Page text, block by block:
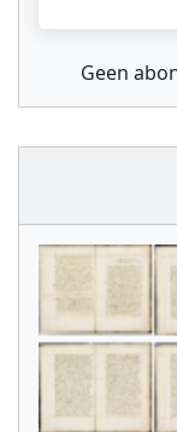
Geen